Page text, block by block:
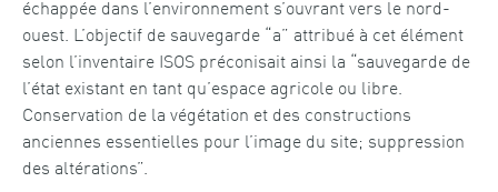
échappée dans l’environnement s’ouvrant vers le nord-
ouest. L’objectif de sauvegarde “a” attribué à cet élément
selon l’inventaire ISOS préconisait ainsi la “sauvegarde de
l’état existant en tant qu’espace agricole ou libre.
Conservation de la végétation et des constructions
anciennes essentielles pour l’image du site; suppression
des altérations”.